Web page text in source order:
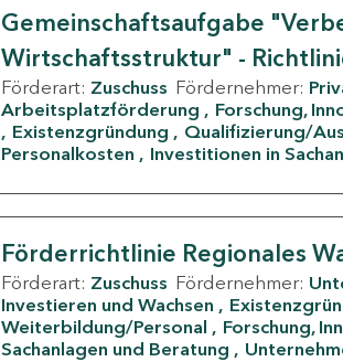
Gemeinschaftsaufgabe
Wirtschaftsstruktur" -
Förderart: Zuschuss Fördernehmer:
Arbeitsplatzförderung
Forschung,
Existenzgründung
Qualifizierung/
Personalkosten
Investitionen in
Förderrichtlinie Regionales
Förderart: Zuschuss Fördernehmer:
Investieren und Wachsen
Weiterbildung/Personal
Forschung,
Sachanlagen und Beratung